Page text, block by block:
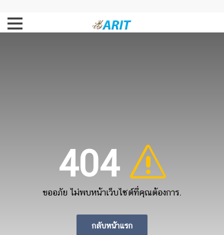
404
ขออภัย ไม่พบหน้าเว็บไซต์ที่คุณต้องการ.
กลับหน้าแรก